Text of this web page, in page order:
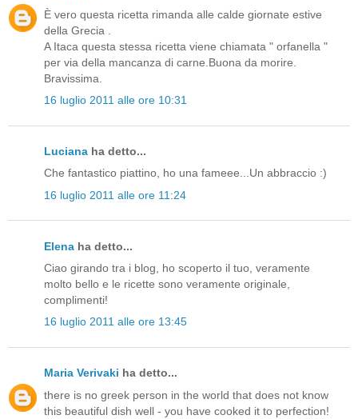
È vero questa ricetta rimanda alle calde giornate estive
della Grecia .
A Itaca questa stessa ricetta viene chiamata " orfanella "
per via della mancanza di carne.Buona da morire.
Bravissima.
16 luglio 2011 alle ore 10:31
Luciana ha detto...
Che fantastico piattino, ho una fameee...Un abbraccio :)
16 luglio 2011 alle ore 11:24
Elena ha detto...
Ciao girando tra i blog, ho scoperto il tuo, veramente
molto bello e le ricette sono veramente originale,
complimenti!
16 luglio 2011 alle ore 13:45
Maria Verivaki ha detto...
there is no greek person in the world that does not know
this beautiful dish well - you have cooked it to perfection!